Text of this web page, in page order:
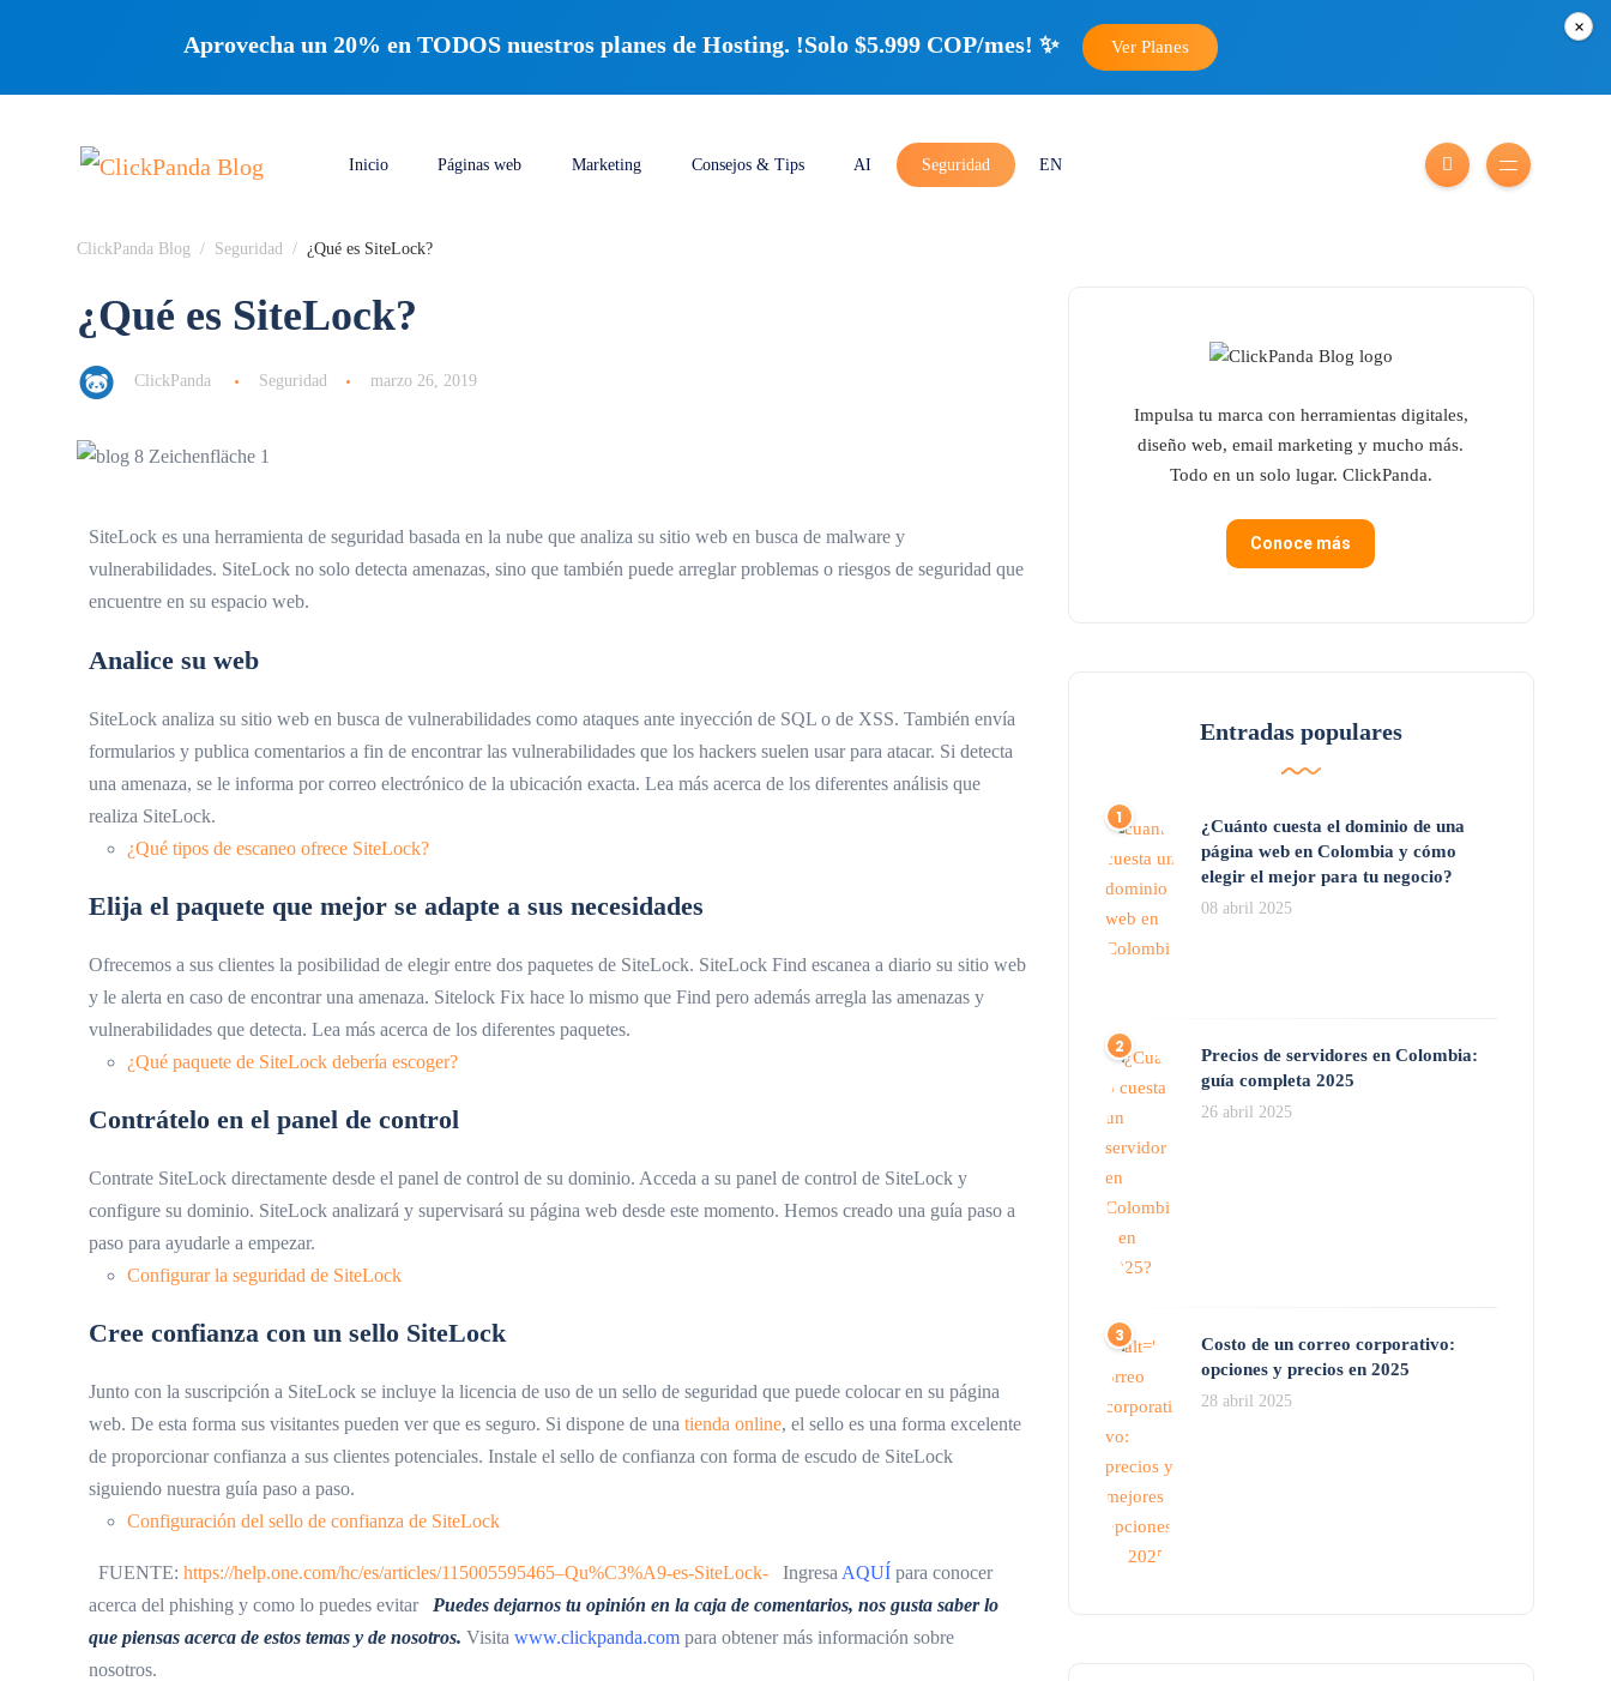
×
Aprovecha un 20% en TODOS nuestros planes de Hosting. !Solo $5.999 COP/mes! ✨ Ver Planes
Inicio Páginas web Marketing Consejos & Tips AI Seguridad EN
ClickPanda Blog Seguridad ¿Qué es SiteLock?
¿Qué es SiteLock?
ClickPanda Seguridad marzo 26, 2019
SiteLock es una herramienta de seguridad basada en la nube que analiza su sitio web en busca de malware y
vulnerabilidades. SiteLock no solo detecta amenazas, sino que también puede arreglar problemas o riesgos de seguridad que
encuentre en su espacio web.
Analice su web
SiteLock analiza su sitio web en busca de vulnerabilidades como ataques ante inyección de SQL o de XSS. También envía
formularios y publica comentarios a fin de encontrar las vulnerabilidades que los hackers suelen usar para atacar. Si detecta
una amenaza, se le informa por correo electrónico de la ubicación exacta. Lea más acerca de los diferentes análisis que
realiza SiteLock.
¿Qué tipos de escaneo ofrece SiteLock?
Elija el paquete que mejor se adapte a sus necesidades
Ofrecemos a sus clientes la posibilidad de elegir entre dos paquetes de SiteLock. SiteLock Find escanea a diario su sitio web
y le alerta en caso de encontrar una amenaza. Sitelock Fix hace lo mismo que Find pero además arregla las amenazas y
vulnerabilidades que detecta. Lea más acerca de los diferentes paquetes.
¿Qué paquete de SiteLock debería escoger?
Contrátelo en el panel de control
Contrate SiteLock directamente desde el panel de control de su dominio. Acceda a su panel de control de SiteLock y
configure su dominio. SiteLock analizará y supervisará su página web desde este momento. Hemos creado una guía paso a
paso para ayudarle a empezar.
Configurar la seguridad de SiteLock
Cree confianza con un sello SiteLock
Junto con la suscripción a SiteLock se incluye la licencia de uso de un sello de seguridad que puede colocar en su página
web. De esta forma sus visitantes pueden ver que es seguro. Si dispone de una tienda online, el sello es una forma excelente
de proporcionar confianza a sus clientes potenciales. Instale el sello de confianza con forma de escudo de SiteLock
siguiendo nuestra guía paso a paso.
Configuración del sello de confianza de SiteLock
FUENTE: https://help.one.com/hc/es/articles/115005595465–Qu%C3%A9-es-SiteLock- Ingresa AQUÍ para conocer
acerca del phishing y como lo puedes evitar Puedes dejarnos tu opinión en la caja de comentarios, nos gusta saber lo
que piensas acerca de estos temas y de nosotros. Visita www.clickpanda.com para obtener más información sobre
nosotros.
Impulsa tu marca con herramientas digitales,
diseño web, email marketing y mucho más.
Todo en un solo lugar. ClickPanda.
Conoce más
Entradas populares
¿Cuánto cuesta el dominio de una
página web en Colombia y cómo
elegir el mejor para tu negocio?
08 abril 2025
Precios de servidores en Colombia:
guía completa 2025
26 abril 2025
Costo de un correo corporativo:
opciones y precios en 2025
28 abril 2025